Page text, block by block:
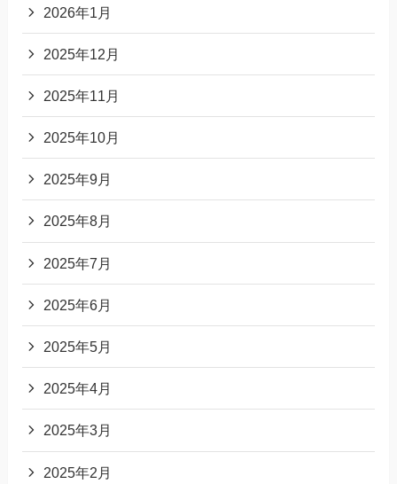
2026年1月
2025年12月
2025年11月
2025年10月
2025年9月
2025年8月
2025年7月
2025年6月
2025年5月
2025年4月
2025年3月
2025年2月